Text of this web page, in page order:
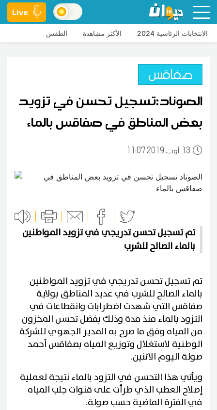
Live
الانتخابات الرئاسية 2024 الأكثر مشاهدة الطقس
صفاقس
الصوناد:تسجيل تحسن في تزويد
بعض المناطق في صفاقس بالماء
13 11:07 2019 أوت
تم تسجيل تحسن تدريجي في تزويد المواطنين
بالماء الصالح للشرب
تم تسجيل تحسن تدريجي في تزويد المواطنين
بالماء الصالح للشرب في عديد المناطق بولاية
صفاقس التي شهدت اضطرابات وانقطاعات في
التزود بالماء منذ مدة وذلك بفضل تحسن المخزون
من المياه وفق ما صرح به المدير الجهوي للشركة
الوطنية لاستغلال وتوزيع المياه بصفاقس أحمد
صولة اليوم الاثنين.
ويأتي هذا التحسن في التزود بالماء نتيجة لعملية
إصلاح العطب الذي طرأت على قنوات جلب المياه
في الفترة الماضية حسب صولة.